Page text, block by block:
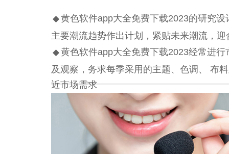
◆黄色软件app大全免费下载2023的研究设
主要潮流趋势作出计划，紧贴未来潮流，
◆黄色软件app大全免费下载2023经常进行市
及观察，务求每季采用的主题、色调、
近市场需求